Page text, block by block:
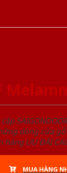
dòng cửa
ƯU ĐÃI
MUA HÀNG